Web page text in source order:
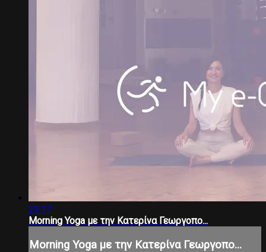
29:17
Morning Yoga με την Κατερίνα Γεωργοπο...
Morning Yoga με την Κατερίνα Γεωργοπο...